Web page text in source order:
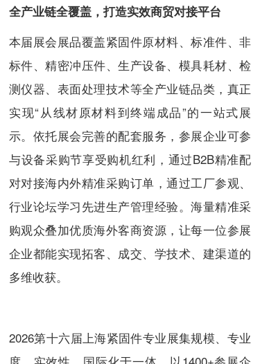
全产业链全覆盖，打造实效商贸对接平台
本届展会展品覆盖紧固件原材料、标准件、非
标件、精密冲压件、生产设备、模具耗材、检
测仪器、表面处理技术等全产业链品类，真正
实现“从线材原材料到终端成品”的一站式展
示。依托展会完善的配套服务，参展企业可参
与设备采购节享受购机红利，通过B2B精准配
对对接海内外精准采购订单，通过工厂参观、
行业论坛学习先进生产管理经验。海量精准采
购观众叠加优质海外客商资源，让每一位参展
企业都能实现拓客、成交、学技术、建渠道的
多维收获。
2026第十六届上海紧固件专业展集规模、专业